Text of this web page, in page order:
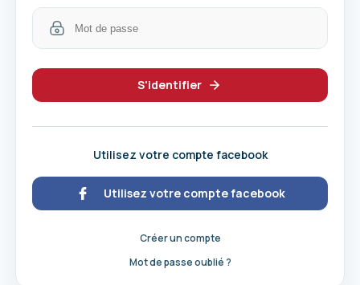
S'identifier
Utilisez votre compte facebook
Utilisez votre compte facebook
Créer un compte
Mot de passe oublié ?